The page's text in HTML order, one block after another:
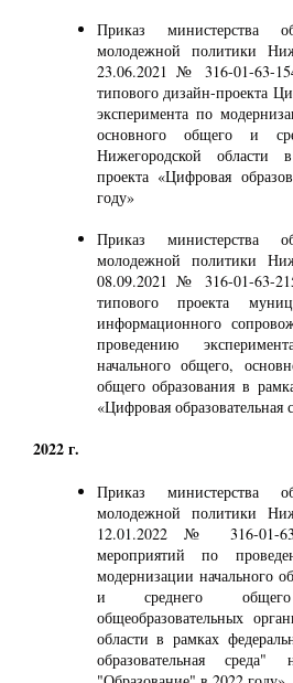
Приказ министерства
молодежной политики
23.06.2021 № 316-01-63-
типового дизайн-проекта
эксперимента по
основного общего и
Нижегородской области
проекта «Цифровая
году»
Приказ министерства
молодежной политики
08.09.2021 № 316-01-63-
типового проекта
информационного
проведению
начального общего,
общего образования в
«Цифровая образовательная
2022 г.
Приказ министерства
молодежной политики
12.01.2022 № 316-01-
мероприятий по
модернизации начального
и среднего
общеобразовательных
области в рамках
образовательная среда"